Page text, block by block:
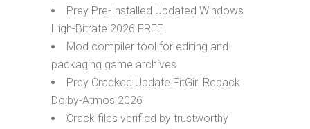
Prey Pre-Installed Updated Windows
High-Bitrate 2026 FREE
Mod compiler tool for editing and
packaging game archives
Prey Cracked Update FitGirl Repack
Dolby-Atmos 2026
Crack files verified by trustworthy